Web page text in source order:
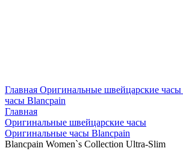
Главная Оригинальные швейцарские часы
часы Blancpain
Главная
Оригинальные швейцарские часы
Оригинальные часы Blancpain
Blancpain Women`s Collection Ultra-Slim